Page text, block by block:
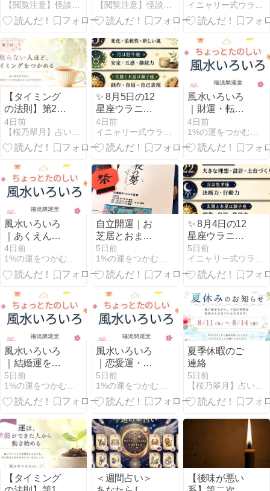
ていたら私は
消えていた
家を継ぐ者が
消えた理由
【タイミング
の法則】第2
回：焦らない
人ほど、タイ
ミングをつか
4日前
✨ 8月5日の12
星座ウラニャ
イ ✨
4日前
風水いろいろ
｜財運・転
職・事業運は
天馬方位
4日前
風水いろいろ
｜あくえん切
るなら断桃花
法
4日前
1%の運をつかむ人生相談！福徳開運堂
自立開運｜お
芝居とおまい
りと福太郎氷
5日前
1%の運をつかむ人生相談！福徳開運堂
✨ 8月4日の12
星座ウラニャ
イ ✨
5日前
イニャリー式ウラニャイ｜暦と12星座で毎日を開運ニャン
風水いろいろ
｜結婚運を最
強にする紅欒
方位
5日前
1%の運をつかむ人生相談！福徳開運堂
風水いろいろ
｜恋愛運・夫
婦円満の桃花
水法
5日前
1%の運をつかむ人生相談！福徳開運堂
夏季休暇のご
連絡
5日前
【桜乃翠月】占い＆アロマ＆風水＠さくらマリン BLOG
【タイミング
＜週間占い＞
【後味が悪い